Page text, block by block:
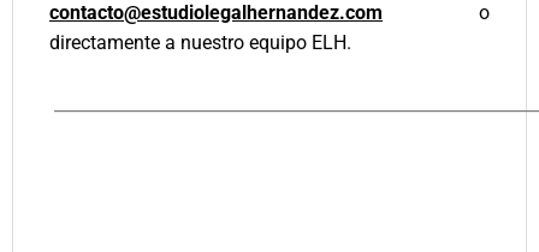
contacto@estudiolegalhernandez.com o
directamente a nuestro equipo ELH.